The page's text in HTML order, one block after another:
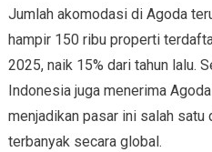
Jumlah akomodasi di Agoda
hampir 150 ribu properti
2025, naik 15% dari tahun lalu.
Indonesia juga menerima
menjadikan pasar ini salah satu
terbanyak secara global.